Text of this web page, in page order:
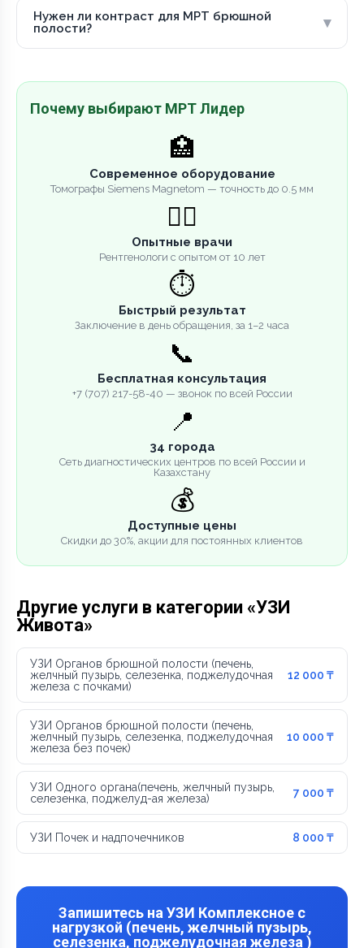
Нужен ли контраст для МРТ брюшной
полости?
▾
Почему выбирают МРТ Лидер
🏥
Современное оборудование
Томографы Siemens Magnetom — точность до 0.5 мм
👨‍⚕️
Опытные врачи
Рентгенологи с опытом от 10 лет
⏱️
Быстрый результат
Заключение в день обращения, за 1–2 часа
📞
Бесплатная консультация
+7 (707) 217-58-40 — звонок по всей России
📍
34 города
Сеть диагностических центров по всей России и
Казахстану
💰
Доступные цены
Скидки до 30%, акции для постоянных клиентов
Другие услуги в категории «УЗИ
Живота»
УЗИ Органов брюшной полости (печень,
желчный пузырь, селезенка, поджелудочная
железа c почками)
12 000 ₸
УЗИ Органов брюшной полости (печень,
желчный пузырь, селезенка, поджелудочная
железа без почек)
10 000 ₸
УЗИ Одного органа(печень, желчный пузырь,
селезенка, поджелуд-ая железа)
7 000 ₸
УЗИ Почек и надпочечников 8 000 ₸
Запишитесь на УЗИ Комплексное с
нагрузкой (печень, желчный пузырь,
селезенка, поджелудочная железа )